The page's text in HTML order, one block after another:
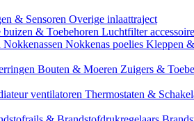
& Sensoren Overige inlaattraject
buizen & Toebehoren Luchtfilter
Nokkenassen Nokkenas poelies Kleppen
Bouten & Moeren Zuigers &
ventilatoren Thermostaten &